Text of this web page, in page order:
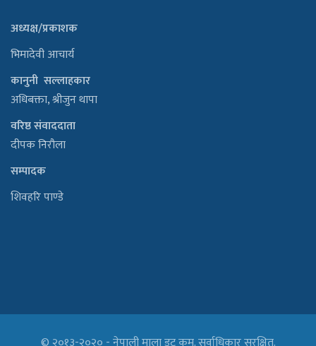
अध्यक्ष/प्रकाशक
भिमादेवी आचार्य
कानुनी सल्लाहकार
अधिबक्ता, श्रीजुन थापा
वरिष्ठ संवाददाता
दीपक निरौला
सम्पादक
शिवहरि पाण्डे